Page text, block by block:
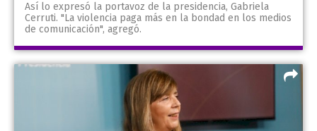
Así lo expresó la portavoz de la presidencia, Gabriela
Cerruti. "La violencia paga más en la bondad en los medios
de comunicación", agregó.